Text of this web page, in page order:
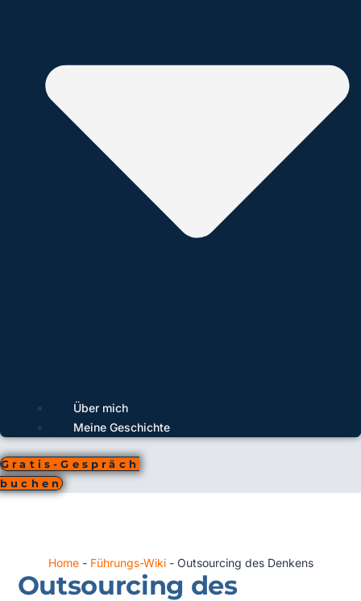
Über mich
Meine Geschichte
Gratis-Gespräch
buchen
Home- Führungs-Wiki- Outsourcing des Denkens
Outsourcing des